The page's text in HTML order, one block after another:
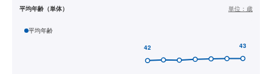
平均年齢（単体） 単位： 歳
平均年齢